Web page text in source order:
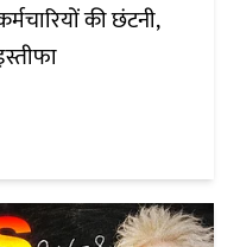
की छंटनी,